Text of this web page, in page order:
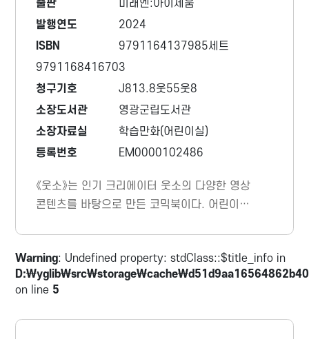
출판
미래엔:아이세움
발행연도
2024
ISBN
9791164137985세트
9791168416703
청구기호
J813.8웃55웃8
소장도서관
영광군립도서관
소장자료실
학습만화(어린이실)
등록번호
EM0000102486
《웃소》는 인기 크리에이터 웃소의 다양한 영상
콘텐츠를 바탕으로 만든 코믹북이다. 어린이들
‘하찮은 대회’ 등 웃소의 재치 있는 콘텐츠를 한
곳에 다 모아 두었다.
Warning: Undefined property: stdClass::$title_info in
on line 5